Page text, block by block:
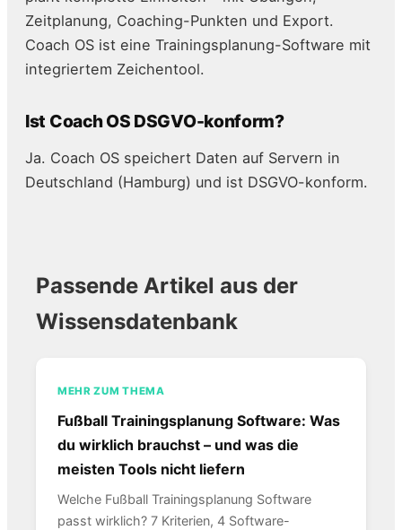
Zeitplanung, Coaching-Punkten und Export.
Coach OS ist eine Trainingsplanung-Software mit
integriertem Zeichentool.
Ist Coach OS DSGVO-konform?
Ja. Coach OS speichert Daten auf Servern in
Deutschland (Hamburg) und ist DSGVO-konform.
Passende Artikel aus der
Wissensdatenbank
MEHR ZUM THEMA
Fußball Trainingsplanung Software: Was
du wirklich brauchst – und was die
meisten Tools nicht liefern
Welche Fußball Trainingsplanung Software
passt wirklich? 7 Kriterien, 4 Software-